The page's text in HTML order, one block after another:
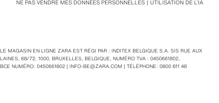
NE PAS VENDRE MES DONNÉES PERSONNELLES UTILISATION DE L’IA
LE MAGASIN EN LIGNE ZARA EST RÉGI PAR : INDITEX BELGIQUE S.A. SIS RUE AUX
LAINES, 68/72, 1000, BRUXELLES, BELGIQUE, NUMÉRO TVA : 0450661802,
BCE NUMÉRO: 0450661802 | INFO-BE@ZARA.COM | TÉLÉPHONE: 0800 811 48